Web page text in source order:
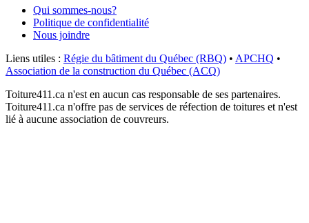
Qui sommes-nous?
Politique de confidentialité
Nous joindre
Liens utiles : Régie du bâtiment du Québec (RBQ) • APCHQ •
Association de la construction du Québec (ACQ)
Toiture411.ca n'est en aucun cas responsable de ses partenaires.
Toiture411.ca n'offre pas de services de réfection de toitures et n'est
lié à aucune association de couvreurs.